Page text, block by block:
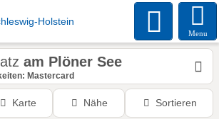
Menu
am Plöner See
Mastercard
Karte Nähe Sortieren